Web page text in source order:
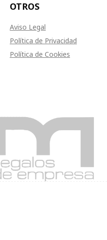
OTROS
Aviso Legal
Política de Privacidad
Política de Cookies